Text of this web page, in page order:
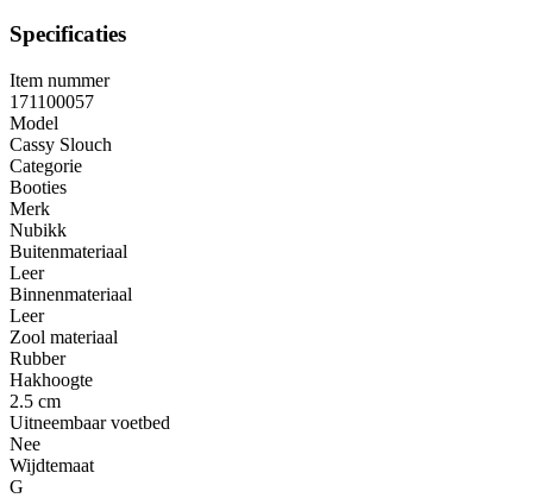
Specificaties
Item nummer
171100057
Model
Cassy Slouch
Categorie
Booties
Merk
Nubikk
Buitenmateriaal
Leer
Binnenmateriaal
Leer
Zool materiaal
Rubber
Hakhoogte
2.5 cm
Uitneembaar voetbed
Nee
Wijdtemaat
G